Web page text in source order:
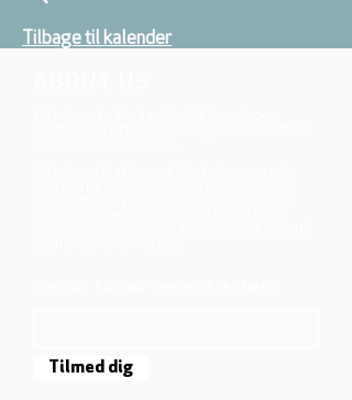
Tilbage til kalender
Tilmed dig